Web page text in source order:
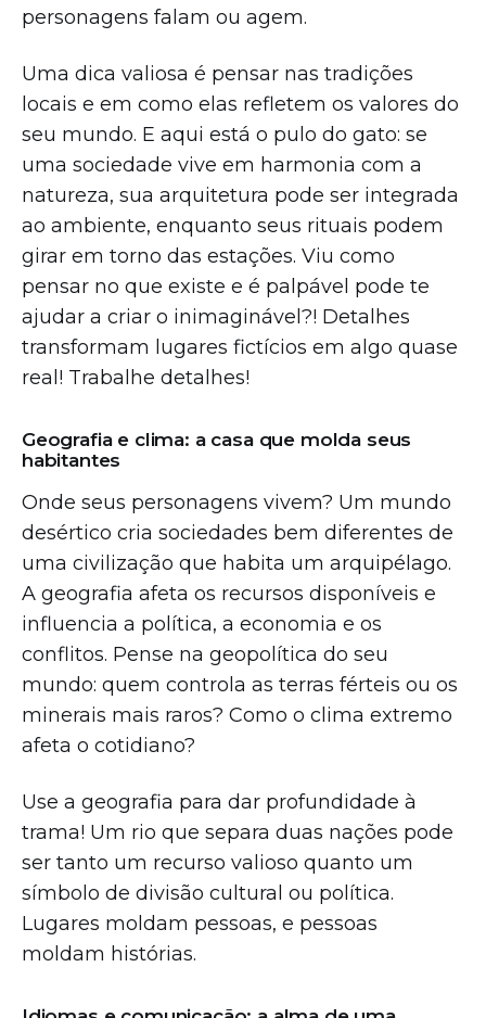
personagens falam ou agem.
Uma dica valiosa é pensar nas tradições
locais e em como elas refletem os valores do
seu mundo. E aqui está o pulo do gato: se
uma sociedade vive em harmonia com a
natureza, sua arquitetura pode ser integrada
ao ambiente, enquanto seus rituais podem
girar em torno das estações. Viu como
pensar no que existe e é palpável pode te
ajudar a criar o inimaginável?! Detalhes
transformam lugares fictícios em algo quase
real! Trabalhe detalhes!
Geografia e clima: a casa que molda seus
habitantes
Onde seus personagens vivem? Um mundo
desértico cria sociedades bem diferentes de
uma civilização que habita um arquipélago.
A geografia afeta os recursos disponíveis e
influencia a política, a economia e os
conflitos. Pense na geopolítica do seu
mundo: quem controla as terras férteis ou os
minerais mais raros? Como o clima extremo
afeta o cotidiano?
Use a geografia para dar profundidade à
trama! Um rio que separa duas nações pode
ser tanto um recurso valioso quanto um
símbolo de divisão cultural ou política.
Lugares moldam pessoas, e pessoas
moldam histórias.